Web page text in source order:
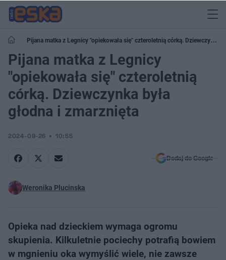
Pijana matka z Legnicy "opiekowała się" czteroletnią córką. Dziewczynka
była głodna i zmarznięta
Pijana matka z Legnicy
"opiekowała się" czteroletnią
córką. Dziewczynka była
głodna i zmarznięta
2024-09-26 10:55
Dodaj do Google
Weronika Plucinska
Opieka nad dzieckiem wymaga ogromu
skupienia. Kilkuletnie pociechy potrafią bowiem
w mgnieniu oka wymyślić wiele, nie zawsze